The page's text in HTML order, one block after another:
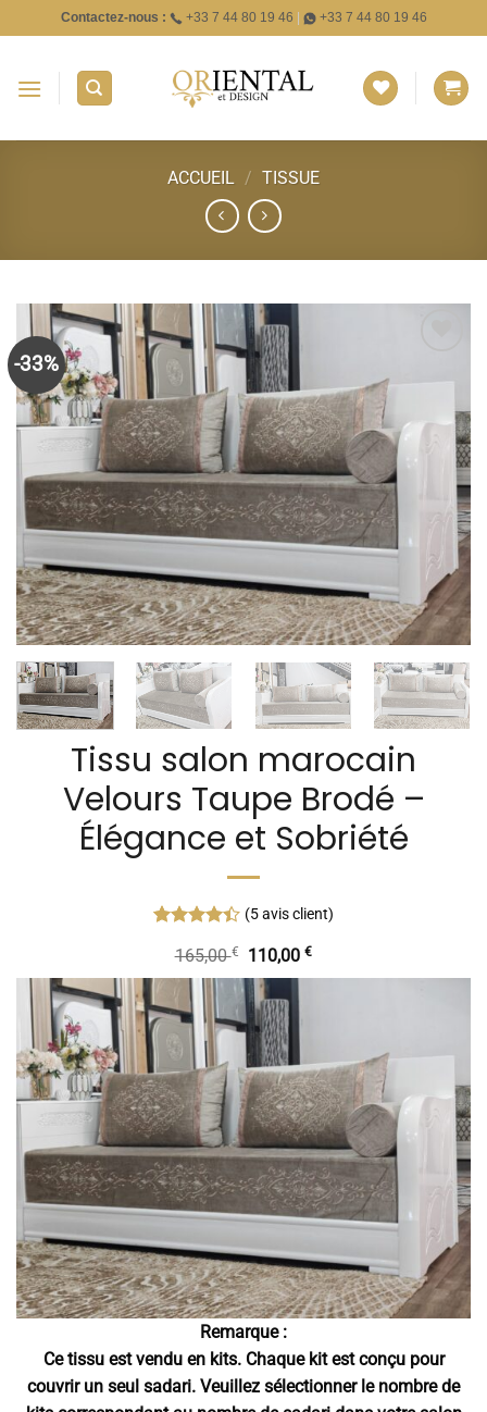
au
contenu
Contactez-nous : +33 7 44 80 19 46 +33 7 44 80 19 46
ACCUEIL / TISSUE
-33%
Tissu salon marocain
Velours Taupe Brodé –
Élégance et Sobriété
sur 5 basé
sur
notations
client
(5avis client)
165,00€
Le
prix
initial
était :
165,00 €.
110,00€Le
prix
110,00 €.
Remarque :
Ce tissu est vendu en kits. Chaque kit est conçu pour
couvrir un seul sadari. Veuillez sélectionner le nombre de